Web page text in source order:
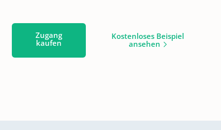
Zugang
kaufen
Kostenloses Beispiel
ansehen